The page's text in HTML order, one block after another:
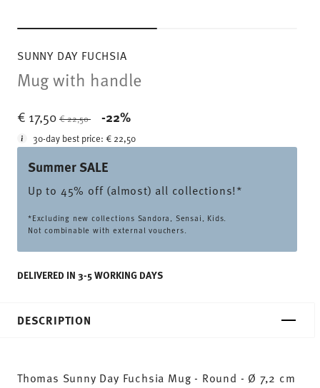
SUNNY DAY FUCHSIA
Mug with handle
€ 17,50 Price reduced from
€ 22,50 -22%
30-day best price:€ 22,50
Summer SALE
Up to 45% off (almost) all collections!*
*Excluding new collections Sandora, Sensai, Kids.
Not combinable with external vouchers.
DELIVERED IN 3-5 WORKING DAYS
DESCRIPTION
Thomas Sunny Day Fuchsia Mug - Round - Ø 7,2 cm